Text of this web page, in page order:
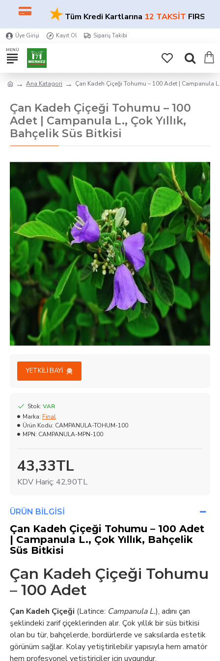
★Tüm Kredi Kartlarına12 TAKSİTFIRSATI!
Üye Girişi Kayıt Ol Sipariş Takibi
Ana Katagori Çan Kadeh Çiçeği Tohumu – 100 Adet | Campanula
Çan Kadeh Çiçeği Tohumu – 100
Adet | Campanula L., Çok Yıllık,
Bahçelik Süs Bitkisi
YETKILI BAYI
43,33TL
KDV Hariç: 42,90TL
Stok: VAR
Marka: Final
Ürün Kodu: CAMPANULA-TOHUM-100
MPN: CAMPANULA-MPN-100
ÜRÜN BILGISI
Çan Kadeh Çiçeği Tohumu – 100 Adet
| Campanula L., Çok Yıllık, Bahçelik
Süs Bitkisi
Çan Kadeh Çiçeği Tohumu
– 100 Adet
Çan Kadeh Çiçeği (Latince: Campanula L.), adını çan
şeklindeki zarif çiçeklerinden alır. Çok yıllık bir süs bitkisi
olan bu tür, bahçelerde, bordürlerde ve saksılarda estetik
görünüm sağlar. Kolay yetiştirilebilir yapısıyla hem amatör
hem profesyonel yetiştiriciler için uygundur.